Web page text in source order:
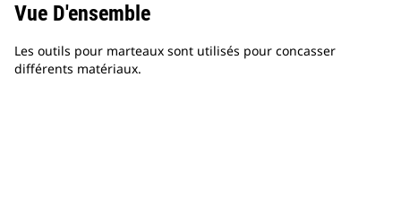
Vue D'ensemble
Les outils pour marteaux sont utilisés pour concasser
différents matériaux.